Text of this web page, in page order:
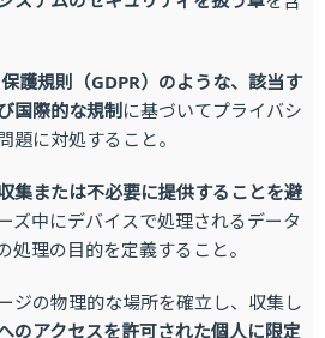
護規則（GDPR）のような、該当す
国際的な規制に基づいてプライバシ
題に対処すること。
集または不必要に提供することを避
ズ中にデバイスで処理されるデータ
処理の目的を定義すること。
ジの物理的な場所を確立し、収集し
のアクセスを許可された個人に限定